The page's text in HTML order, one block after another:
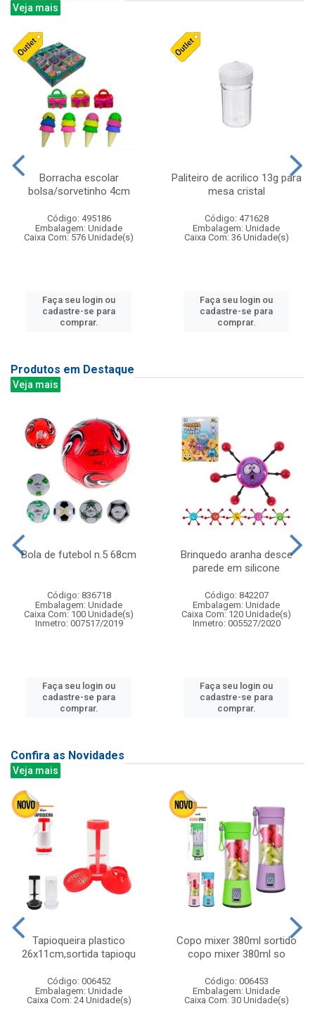
Veja mais
Borracha escolar
bolsa/sorvetinho 4cm
Código: 495186
Embalagem: Unidade
Caixa Com: 576 Unidade(s)
Faça seu login ou
cadastre-se para
comprar.
Paliteiro de acrilico 13g para
mesa cristal
Código: 471628
Embalagem: Unidade
Caixa Com: 36 Unidade(s)
Faça seu login ou
cadastre-se para
comprar.
Produtos em Destaque
Veja mais
Bola de futebol n.5 68cm
Código: 836718
Embalagem: Unidade
Caixa Com: 100 Unidade(s)
Inmetro: 007517/2019
Faça seu login ou
cadastre-se para
comprar.
Brinquedo aranha desce
parede em silicone
Código: 842207
Embalagem: Unidade
Caixa Com: 120 Unidade(s)
Inmetro: 005527/2020
Faça seu login ou
cadastre-se para
comprar.
Confira as Novidades
Veja mais
Tapioqueira plastico
26x11cm,sortida tapioqu
Código: 006452
Embalagem: Unidade
Caixa Com: 24 Unidade(s)
Copo mixer 380ml sortido
copo mixer 380ml so
Código: 006453
Embalagem: Unidade
Caixa Com: 30 Unidade(s)